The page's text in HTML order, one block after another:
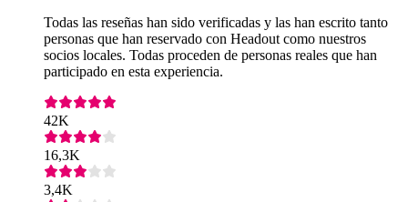
Todas las reseñas han sido verificadas y las han escrito tanto
personas que han reservado con Headout como nuestros
socios locales. Todas proceden de personas reales que han
participado en esta experiencia.
42K
16,3K
3,4K